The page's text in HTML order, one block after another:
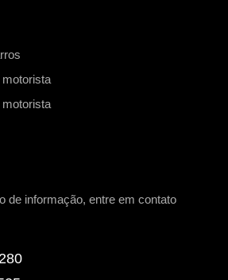
de informação, entre em contato